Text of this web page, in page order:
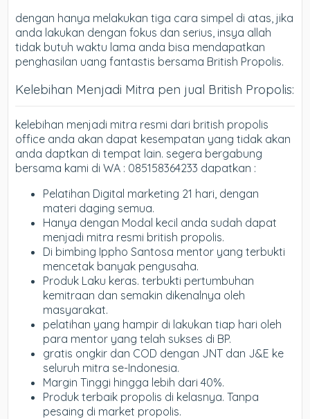
dengan hanya melakukan tiga cara simpel di atas, jika
anda lakukan dengan fokus dan serius, insya allah
tidak butuh waktu lama anda bisa mendapatkan
penghasilan uang fantastis bersama British Propolis.
Kelebihan Menjadi Mitra pen jual British Propolis:
kelebihan menjadi mitra resmi dari british propolis
office anda akan dapat kesempatan yang tidak akan
anda daptkan di tempat lain. segera bergabung
bersama kami di WA : 085158364233 dapatkan :
Pelatihan Digital marketing 21 hari, dengan
materi daging semua.
Hanya dengan Modal kecil anda sudah dapat
menjadi mitra resmi british propolis.
Di bimbing Ippho Santosa mentor yang terbukti
mencetak banyak pengusaha.
Produk Laku keras. terbukti pertumbuhan
kemitraan dan semakin dikenalnya oleh
masyarakat.
pelatihan yang hampir di lakukan tiap hari oleh
para mentor yang telah sukses di BP.
gratis ongkir dan COD dengan JNT dan J&E ke
seluruh mitra se-Indonesia.
Margin Tinggi hingga lebih dari 40%.
Produk terbaik propolis di kelasnya. Tanpa
pesaing di market propolis.